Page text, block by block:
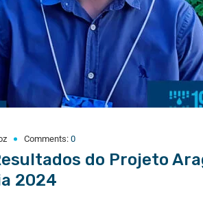
Comments: 0
do Projeto
2024